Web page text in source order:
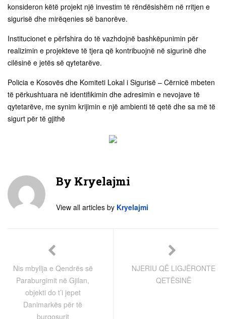
konsideron këtë projekt një investim të rëndësishëm në rritjen e
sigurisë dhe mirëqenies së banorëve.
Institucionet e përfshira do të vazhdojnë bashkëpunimin për
realizimin e projekteve të tjera që kontribuojnë në sigurinë dhe
cilësinë e jetës së qytetarëve.
Policia e Kosovës dhe Komiteti Lokal i Sigurisë – Cërnicë mbeten
të përkushtuara në identifikimin dhe adresimin e nevojave të
qytetarëve, me synim krijimin e një ambienti të qetë dhe sa më të
sigurt për të gjithë
By Kryelajmi
View all articles by Kryelajmi
Nis mbyllja e Qendrës së
Paraburgimit në Gjilan,
objekti do t’i jepet
Danimarkës për të
burgosurit
NJERIU QË LIGJËRONTE
QETËSINË